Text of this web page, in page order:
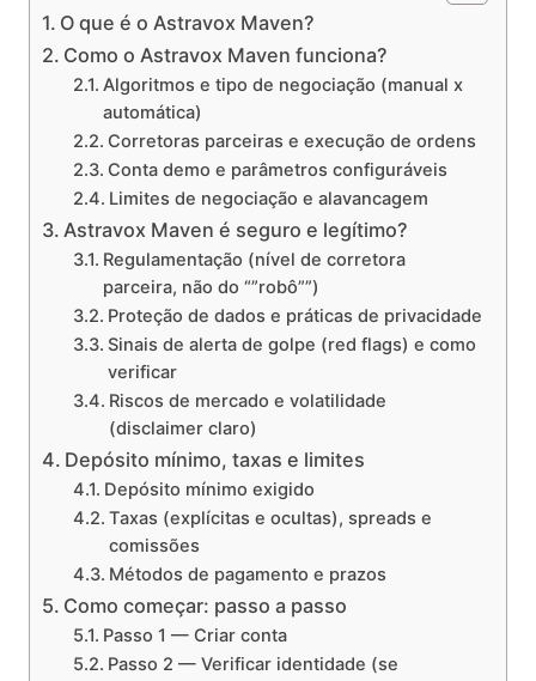
O que é o Astravox Maven?
Como o Astravox Maven funciona?
Algoritmos e tipo de negociação (manual x
automática)
Corretoras parceiras e execução de ordens
Conta demo e parâmetros configuráveis
Limites de negociação e alavancagem
Astravox Maven é seguro e legítimo?
Regulamentação (nível de corretora
parceira, não do “”robô””)
Proteção de dados e práticas de privacidade
Sinais de alerta de golpe (red flags) e como
verificar
Riscos de mercado e volatilidade
(disclaimer claro)
Depósito mínimo, taxas e limites
Depósito mínimo exigido
Taxas (explícitas e ocultas), spreads e
comissões
Métodos de pagamento e prazos
Como começar: passo a passo
Passo 1 — Criar conta
Passo 2 — Verificar identidade (se